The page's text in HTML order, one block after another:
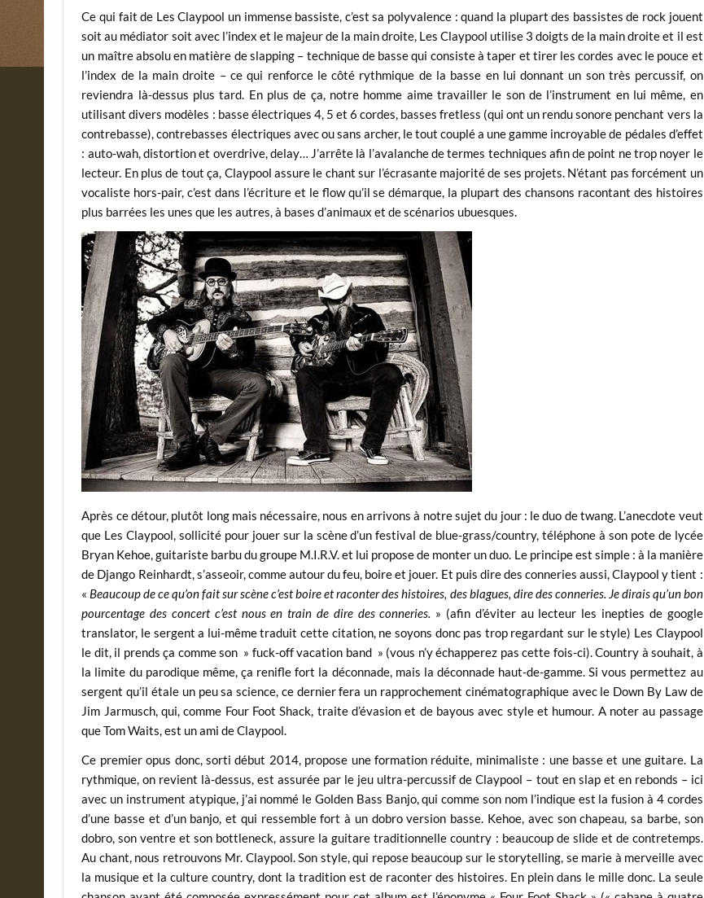
Ce qui fait de Les Claypool un immense bassiste, c’est sa polyvalence : quand la plupart des bassistes de rock jouent
soit au médiator soit avec l’index et le majeur de la main droite, Les Claypool utilise 3 doigts de la main droite et il est
un maître absolu en matière de slapping – technique de basse qui consiste à taper et tirer les cordes avec le pouce et
l’index de la main droite – ce qui renforce le côté rythmique de la basse en lui donnant un son très percussif, on
reviendra là-dessus plus tard. En plus de ça, notre homme aime travailler le son de l’instrument en lui même, en
utilisant divers modèles : basse électriques 4, 5 et 6 cordes, basses fretless (qui ont un rendu sonore penchant vers la
contrebasse), contrebasses électriques avec ou sans archer, le tout couplé a une gamme incroyable de pédales d’effet
: auto-wah, distortion et overdrive, delay… J’arrête là l’avalanche de termes techniques afin de point ne trop noyer le
lecteur. En plus de tout ça, Claypool assure le chant sur l’écrasante majorité de ses projets. N’étant pas forcément un
vocaliste hors-pair, c’est dans l’écriture et le flow qu’il se démarque, la plupart des chansons racontant des histoires
plus barrées les unes que les autres, à bases d’animaux et de scénarios ubuesques.
Après ce détour, plutôt long mais nécessaire, nous en arrivons à notre sujet du jour : le duo de twang. L’anecdote veut
que Les Claypool, sollicité pour jouer sur la scène d’un festival de blue-grass/country, téléphone à son pote de lycée
Bryan Kehoe, guitariste barbu du groupe M.I.R.V. et lui propose de monter un duo. Le principe est simple : à la manière
de Django Reinhardt, s’asseoir, comme autour du feu, boire et jouer. Et puis dire des conneries aussi, Claypool y tient :
« Beaucoup de ce qu’on fait sur scène c’est boire et raconter des histoires, des blagues, dire des conneries. Je dirais qu’un bon
pourcentage des concert c’est nous en train de dire des conneries. » (afin d’éviter au lecteur les inepties de google
translator, le sergent a lui-même traduit cette citation, ne soyons donc pas trop regardant sur le style) Les Claypool
le dit, il prends ça comme son » fuck-off vacation band » (vous n’y échapperez pas cette fois-ci). Country à souhait, à
la limite du parodique même, ça renifle fort la déconnade, mais la déconnade haut-de-gamme. Si vous permettez au
sergent qu’il étale un peu sa science, ce dernier fera un rapprochement cinématographique avec le Down By Law de
Jim Jarmusch, qui, comme Four Foot Shack, traite d’évasion et de bayous avec style et humour. A noter au passage
que Tom Waits, est un ami de Claypool.
Ce premier opus donc, sorti début 2014, propose une formation réduite, minimaliste : une basse et une guitare. La
rythmique, on revient là-dessus, est assurée par le jeu ultra-percussif de Claypool – tout en slap et en rebonds – ici
avec un instrument atypique, j’ai nommé le Golden Bass Banjo, qui comme son nom l’indique est la fusion à 4 cordes
d’une basse et d’un banjo, et qui ressemble fort à un dobro version basse. Kehoe, avec son chapeau, sa barbe, son
dobro, son ventre et son bottleneck, assure la guitare traditionnelle country : beaucoup de slide et de contretemps.
Au chant, nous retrouvons Mr. Claypool. Son style, qui repose beaucoup sur le storytelling, se marie à merveille avec
la musique et la culture country, dont la tradition est de raconter des histoires. En plein dans le mille donc. La seule